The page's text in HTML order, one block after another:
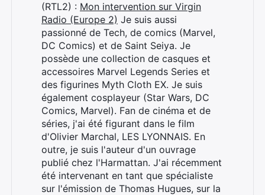
(RTL2) : Mon intervention sur Virgin
Radio (Europe 2) Je suis aussi
passionné de Tech, de comics (Marvel,
DC Comics) et de Saint Seiya. Je
possède une collection de casques et
accessoires Marvel Legends Series et
des figurines Myth Cloth EX. Je suis
également cosplayeur (Star Wars, DC
Comics, Marvel). Fan de cinéma et de
séries, j'ai été figurant dans le film
d'Olivier Marchal, LES LYONNAIS. En
outre, je suis l'auteur d'un ouvrage
publié chez l'Harmattan. J'ai récemment
été intervenant en tant que spécialiste
sur l'émission de Thomas Hugues, sur la